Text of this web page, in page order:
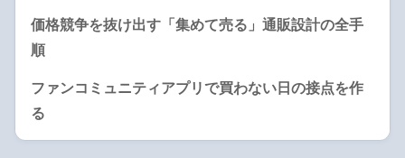
価格競争を抜け出す「集めて売る」通販設計の全手
順
ファンコミュニティアプリで買わない日の接点を作
る